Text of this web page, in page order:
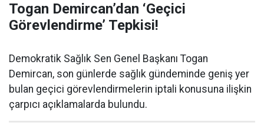
Togan Demircan’dan ‘Geçici
Görevlendirme’ Tepkisi!
Demokratik Sağlık Sen Genel Başkanı Togan
Demircan, son günlerde sağlık gündeminde geniş yer
bulan geçici görevlendirmelerin iptali konusuna ilişkin
çarpıcı açıklamalarda bulundu.